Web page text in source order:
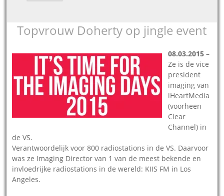
Topvrouw Doherty op jingle event
08.03.2015 –
Ze is de vice
president
imaging van
iHeartMedia
(voorheen
Clear
Channel) in
de VS.
Verantwoordelijk voor 800 radiostations in de VS. Daarvoor
was ze Imaging Director van 1 van de meest bekende en
invloedrijke radiostations in de wereld: KIIS FM in Los
Angeles.